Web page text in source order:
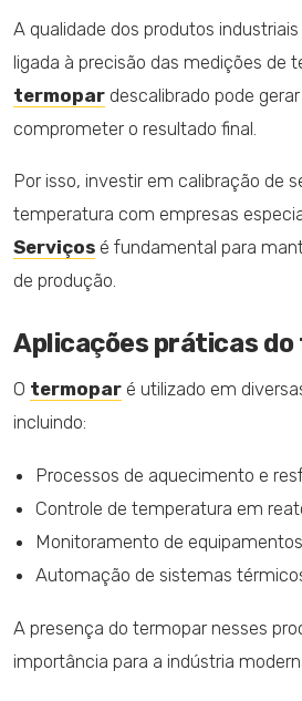
A qualidade dos produtos
ligada à precisão das medições de
termopar descalibrado pode
comprometer o resultado final.
Por isso, investir em calibração de
temperatura com empresas
Serviços é fundamental para
de produção.
Aplicações práticas
O termopar é utilizado em
incluindo:
Processos de aquecimento e
Controle de temperatura em
Monitoramento de
Automação de sistemas
A presença do termopar nesses
importância para a indústria